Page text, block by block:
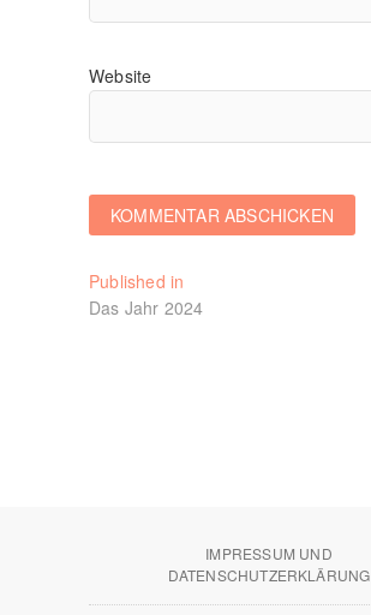
Website
Beitragsnavigation
Published in
Das Jahr 2024
IMPRESSUM UND
DATENSCHUTZERKLÄRUNG